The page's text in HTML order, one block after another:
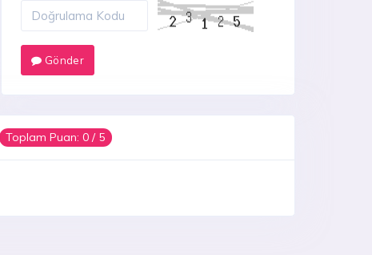
Gönder
Toplam Puan:0 / 5